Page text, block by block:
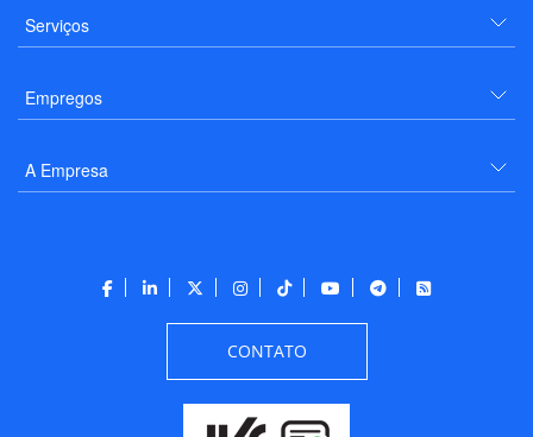
Serviços
Empregos
A Empresa
CONTATO